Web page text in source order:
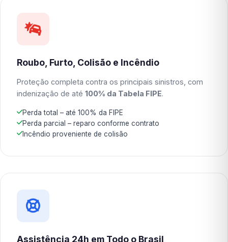
Roubo, Furto, Colisão e Incêndio
Proteção completa contra os principais sinistros, com
indenização de até 100% da Tabela FIPE.
Perda total – até 100% da FIPE
Perda parcial – reparo conforme contrato
Incêndio proveniente de colisão
Assistência 24h em Todo o Brasil